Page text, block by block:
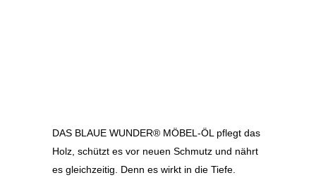
DAS BLAUE WUNDER® MÖBEL-ÖL pflegt das
Holz, schützt es vor neuen Schmutz und nährt
es gleichzeitig. Denn es wirkt in die Tiefe.